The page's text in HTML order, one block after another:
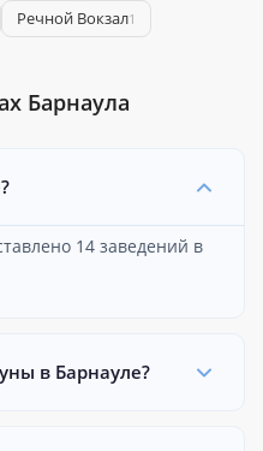
Речной Вокзал1
Барнаула
14 заведений в
в Барнауле?